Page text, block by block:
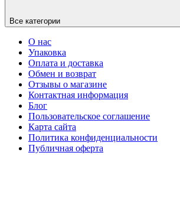
Все категории
О нас
Упаковка
Оплата и доставка
Обмен и возврат
Отзывы о магазине
Контактная информация
Блог
Пользовательское соглашение
Карта сайта
Политика конфиденциальности
Публичная оферта